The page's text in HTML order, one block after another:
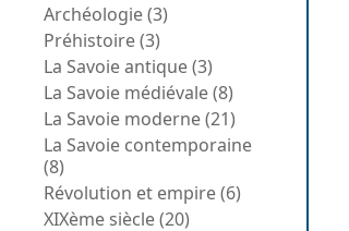
Archéologie (3)
Préhistoire (3)
La Savoie antique (3)
La Savoie médiévale (8)
La Savoie moderne (21)
La Savoie contemporaine
(8)
Révolution et empire (6)
XIXème siècle (20)